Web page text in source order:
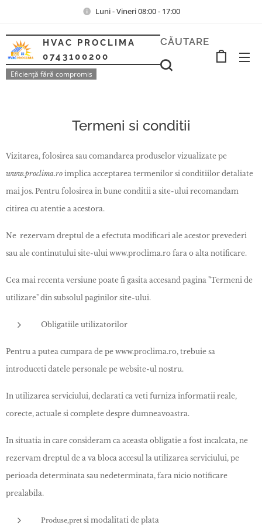
Luni - Vineri 08:00 - 17:00
HVAC PROCLIMA
0743100200
Eficiență fără compromis
CĂUTARE
Termeni si conditii
Vizitarea, folosirea sau comandarea produselor vizualizate pe
www.proclima.ro implica acceptarea termenilor si conditiilor detaliate
mai jos. Pentru folosirea in bune conditii a site-ului recomandam
citirea cu atentie a acestora.
Ne rezervam dreptul de a efectuta modificari ale acestor prevederi
sau ale continutului site-ului www.proclima.ro fara o alta notificare.
Cea mai recenta versiune poate fi gasita accesand pagina "Termeni de
utilizare" din subsolul paginilor site-ului.
Obligatiile utilizatorilor
Pentru a putea cumpara de pe www.proclima.ro, trebuie sa
introduceti datele personale pe website-ul nostru.
In utilizarea serviciului, declarati ca veti furniza informatii reale,
corecte, actuale si complete despre dumneavoastra.
In situatia in care consideram ca aceasta obligatie a fost incalcata, ne
rezervam dreptul de a va bloca accesul la utilizarea serviciului, pe
perioada determinata sau nedeterminata, fara nicio notificare
prealabila.
Produse,pret si modalitati de plata